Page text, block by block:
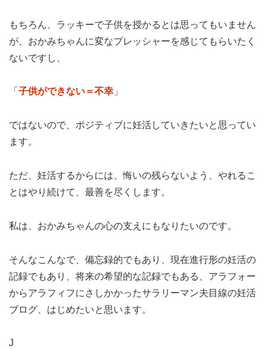
もちろん、ラッキーで子供を授かるとは思ってもいません
が、おかみちゃんに変なプレッシャーを感じてもらいたく
ないですし、
「 子供ができない＝不幸 」
ではないので、ポジティブに妊活していきたいと思ってい
ます。
ただ、妊活するからには、悔いの残らないよう、やれるこ
とはやり続けて、最善を尽くします。
私は、おかみちゃんの心の支えにもなりたいのです。
そんなこんなで、備忘録的でもあり、現在進行形の妊活の
記録でもあり、将来の希望的な記録でもある、アラフォー
からアラフィフにさしかかったサラリーマン夫目線の妊活
ブログ、はじめたいと思います。
J